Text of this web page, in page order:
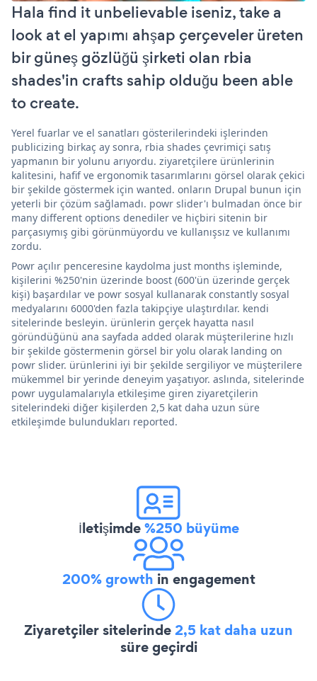
Hala find it unbelievable iseniz, take a
look at el yapımı ahşap çerçeveler üreten
bir güneş gözlüğü şirketi olan rbia
shades'in crafts sahip olduğu been able
to create.
Yerel fuarlar ve el sanatları gösterilerindeki işlerinden
publicizing birkaç ay sonra, rbia shades çevrimiçi satış
yapmanın bir yolunu arıyordu. ziyaretçilere ürünlerinin
kalitesini, hafif ve ergonomik tasarımlarını görsel olarak çekici
bir şekilde göstermek için wanted. onların Drupal bunun için
yeterli bir çözüm sağlamadı. powr slider'ı bulmadan önce bir
many different options denediler ve hiçbiri sitenin bir
parçasıymış gibi görünmüyordu ve kullanışsız ve kullanımı
zordu.
Powr açılır penceresine kaydolma just months işleminde,
kişilerini %250'nin üzerinde boost (600'ün üzerinde gerçek
kişi) başardılar ve powr sosyal kullanarak constantly sosyal
medyalarını 6000'den fazla takipçiye ulaştırdılar. kendi
sitelerinde besleyin. ürünlerin gerçek hayatta nasıl
göründüğünü ana sayfada added olarak müşterilerine hızlı
bir şekilde göstermenin görsel bir yolu olarak landing on
powr slider. ürünlerini iyi bir şekilde sergiliyor ve müşterilere
mükemmel bir yerinde deneyim yaşatıyor. aslında, sitelerinde
powr uygulamalarıyla etkileşime giren ziyaretçilerin
sitelerindeki diğer kişilerden 2,5 kat daha uzun süre
etkileşimde bulundukları reported.
İletişimde%250 büyüme
200% growth in engagement
Ziyaretçiler sitelerinde2,5 kat daha uzun
süre geçirdi